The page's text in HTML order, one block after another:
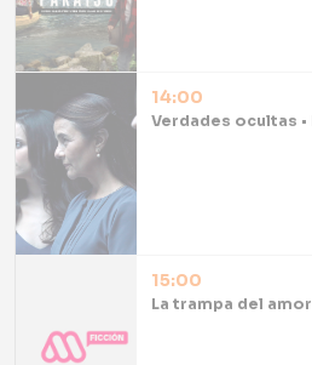
14:00
15:00
La trampa del amor